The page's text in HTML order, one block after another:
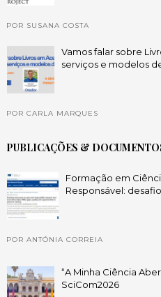
POR SUSANA COSTA
Vamos falar sobre
serviços e modelos
POR CARLA MARQUES
PUBLICAÇÕES &
Formação em
Responsável:
POR ANTÓNIA CORREIA
“A Minha Ciência
SciCom2026